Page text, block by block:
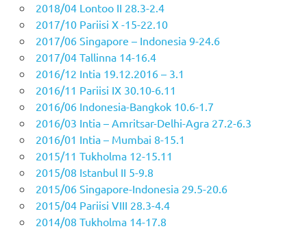
2018/04 Lontoo II 28.3-2.4
2017/10 Pariisi X -15-22.10
2017/06 Singapore – Indonesia 9-24.6
2017/04 Tallinna 14-16.4
2016/12 Intia 19.12.2016 – 3.1
2016/11 Pariisi IX 30.10-6.11
2016/06 Indonesia-Bangkok 10.6-1.7
2016/03 Intia – Amritsar-Delhi-Agra 27.2-6.3
2016/01 Intia – Mumbai 8-15.1
2015/11 Tukholma 12-15.11
2015/08 Istanbul II 5-9.8
2015/06 Singapore-Indonesia 29.5-20.6
2015/04 Pariisi VIII 28.3-4.4
2014/08 Tukholma 14-17.8